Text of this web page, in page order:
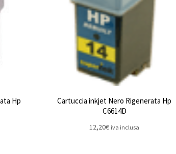
Hp
Cartuccia inkjet Nero Rigenerata Hp
C6614D
12,20€ iva inclusa